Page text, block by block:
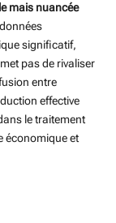
mais nuancée
significatif,
pas de rivaliser
entre
effective
le traitement
économique et